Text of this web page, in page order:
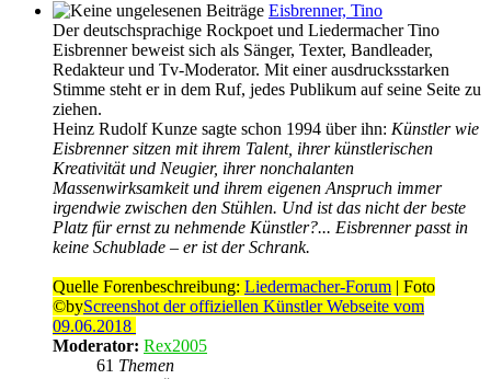
Eisbrenner, Tino
Der deutschsprachige Rockpoet und Liedermacher Tino
Eisbrenner beweist sich als Sänger, Texter, Bandleader,
Redakteur und Tv-Moderator. Mit einer ausdrucksstarken
Stimme steht er in dem Ruf, jedes Publikum auf seine Seite zu
ziehen.
Heinz Rudolf Kunze sagte schon 1994 über ihn: Künstler wie
Eisbrenner sitzen mit ihrem Talent, ihrer künstlerischen
Kreativität und Neugier, ihrer nonchalanten
Massenwirksamkeit und ihrem eigenen Anspruch immer
irgendwie zwischen den Stühlen. Und ist das nicht der beste
Platz für ernst zu nehmende Künstler?... Eisbrenner passt in
keine Schublade – er ist der Schrank.
Quelle Forenbeschreibung: Liedermacher-Forum | Foto
©byScreenshot der offiziellen Künstler Webseite vom
09.06.2018
Moderator: Rex2005
61 Themen